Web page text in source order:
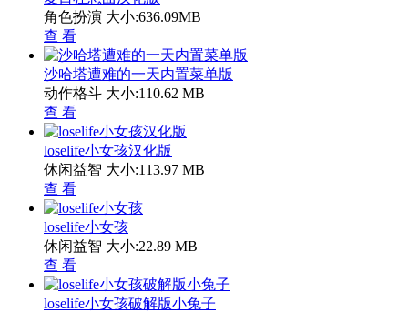
角色扮演 大小:636.09MB
查 看
沙哈塔遭难的一天内置菜单版
动作格斗 大小:110.62 MB
查 看
loselife小女孩汉化版
休闲益智 大小:113.97 MB
查 看
loselife小女孩
休闲益智 大小:22.89 MB
查 看
loselife小女孩破解版小兔子